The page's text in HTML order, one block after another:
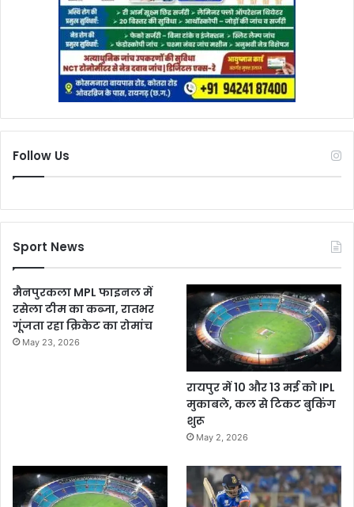
Follow Us
Sport News
मैनपुरकला MPL फाइनल में
रसेला टीम का कब्जा, रातभर
गूंजता रहा क्रिकेट का रोमांच
May 23, 2026
रायपुर में 10 और 13 मई को IPL
मुकाबले, कल से टिकट बुकिंग
शुरू
May 2, 2026